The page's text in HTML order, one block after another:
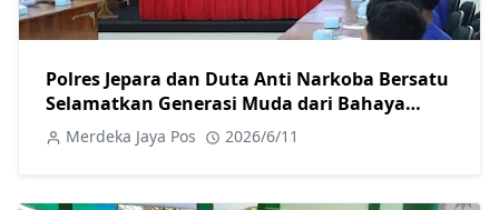
Polres Jepara dan Duta Anti Narkoba Bersatu
Selamatkan Generasi Muda dari Bahaya
Narkoba
Merdeka Jaya Pos 2026/6/11